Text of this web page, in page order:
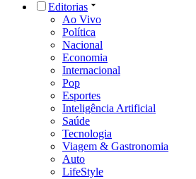
Editorias
Ao Vivo
Política
Nacional
Economia
Internacional
Pop
Esportes
Inteligência Artificial
Saúde
Tecnologia
Viagem & Gastronomia
Auto
LifeStyle